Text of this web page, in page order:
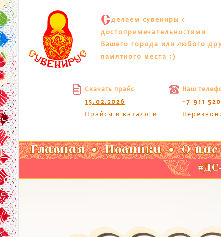
С делаем сувениры с
достопримечательностями
Вашего города или любого
памятного места :)
Скачать прайс
15.02.2026
Прайсы и каталоги
Наш
+7 911
Главная Новинки О нас